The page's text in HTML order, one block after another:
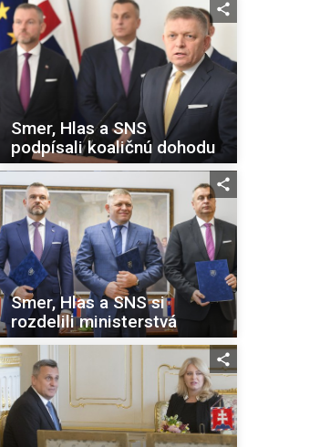
Smer, Hlas a SNS
podpísali koaličnú dohodu
Smer, Hlas a SNS si
rozdelili ministerstvá